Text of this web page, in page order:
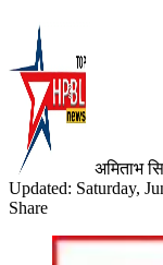
अमिताभ
Updated: Saturday,
Share